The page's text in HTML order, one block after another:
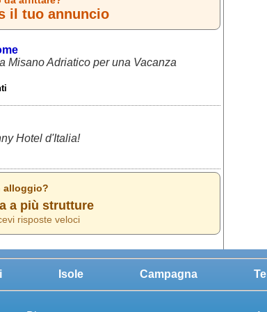
il tuo annuncio
Misano Adriatico per una Vacanza
Hotel d'Italia!
alloggio?
a più strutture
risposte veloci
Isole Campagna